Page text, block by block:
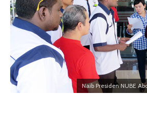
Naib Presiden NUBE